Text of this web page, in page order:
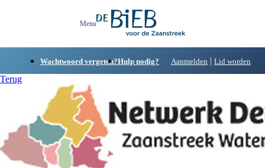
Wachtwoord vergeten?Hulp nodig? Aanmelden | Lid worden
Terug